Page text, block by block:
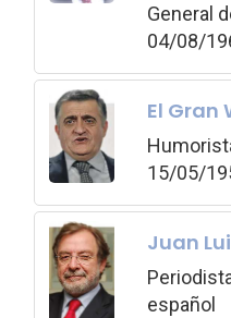
General
04/08/
El Gran
15/05/
Juan
español